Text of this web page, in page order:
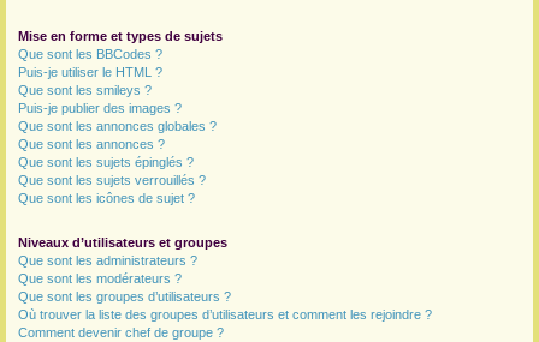
Mise en forme et types de sujets
Que sont les BBCodes ?
Puis-je utiliser le HTML ?
Que sont les smileys ?
Puis-je publier des images ?
Que sont les annonces globales ?
Que sont les annonces ?
Que sont les sujets épinglés ?
Que sont les sujets verrouillés ?
Que sont les icônes de sujet ?
Niveaux d’utilisateurs et groupes
Que sont les administrateurs ?
Que sont les modérateurs ?
Que sont les groupes d’utilisateurs ?
Où trouver la liste des groupes d’utilisateurs et comment les rejoindre ?
Comment devenir chef de groupe ?